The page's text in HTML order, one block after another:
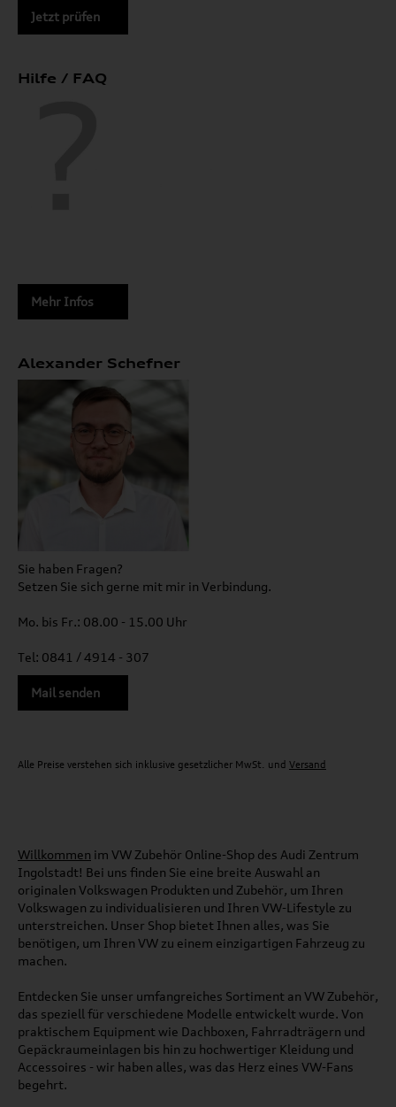
Jetzt prüfen
Hilfe / FAQ
Mehr Infos
Alexander Schefner
Sie haben Fragen?
Setzen Sie sich gerne mit mir in Verbindung.
Mo. bis Fr.: 08.00 - 15.00 Uhr
Tel: 0841 / 4914 - 307
Mail senden
Alle Preise verstehen sich inklusive gesetzlicher MwSt. und Versand
Willkommen im VW Zubehör Online-Shop des Audi Zentrum
Ingolstadt! Bei uns finden Sie eine breite Auswahl an
originalen Volkswagen Produkten und Zubehör, um Ihren
Volkswagen zu individualisieren und Ihren VW-Lifestyle zu
unterstreichen. Unser Shop bietet Ihnen alles, was Sie
benötigen, um Ihren VW zu einem einzigartigen Fahrzeug zu
machen.
Entdecken Sie unser umfangreiches Sortiment an VW Zubehör,
das speziell für verschiedene Modelle entwickelt wurde. Von
praktischem Equipment wie Dachboxen, Fahrradträgern und
Gepäckraumeinlagen bis hin zu hochwertiger Kleidung und
Accessoires - wir haben alles, was das Herz eines VW-Fans
begehrt.